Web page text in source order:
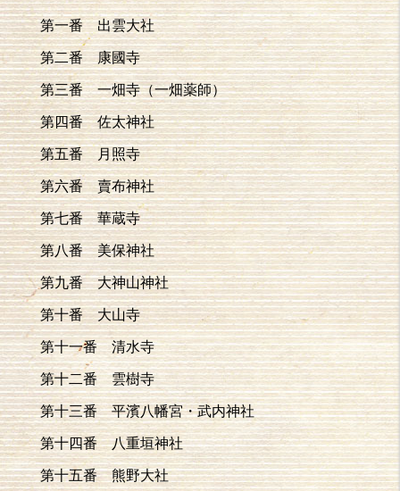
第一番 出雲大社
第二番 康國寺
第三番 一畑寺（一畑薬師）
第四番 佐太神社
第五番 月照寺
第六番 賣布神社
第七番 華蔵寺
第八番 美保神社
第九番 大神山神社
第十番 大山寺
第十一番 清水寺
第十二番 雲樹寺
第十三番 平濱八幡宮・武内神社
第十四番 八重垣神社
第十五番 熊野大社